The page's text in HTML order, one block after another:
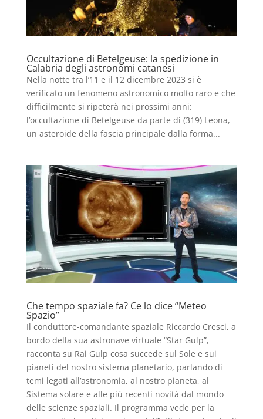
Occultazione di Betelgeuse: la spedizione in
Calabria degli astronomi catanesi
​Nella notte tra l’11 e il 12 dicembre 2023 si è
verificato un fenomeno astronomico molto raro e che
difficilmente si ripeterà nei prossimi anni:
l’occultazione di Betelgeuse da parte di (319) Leona,
un asteroide della fascia principale dalla forma...
Che tempo spaziale fa? Ce lo dice “Meteo
Spazio”
Il conduttore-comandante spaziale Riccardo Cresci, a
bordo della sua astronave virtuale “Star Gulp”,
racconta su Rai Gulp cosa succede sul Sole e sui
pianeti del nostro sistema planetario, parlando di
temi legati all’astronomia, al nostro pianeta, al
Sistema solare e alle più recenti novità dal mondo
delle scienze spaziali. Il programma vede per la